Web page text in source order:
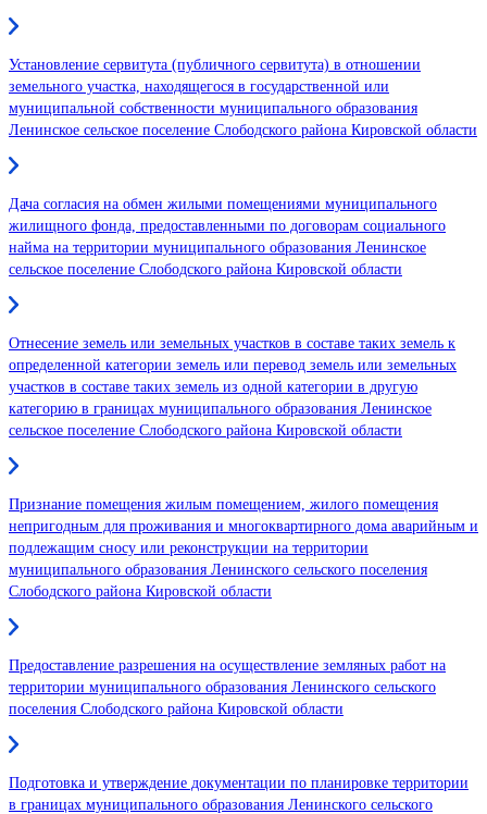
Установление сервитута (публичного сервитута) в отношении
земельного участка, находящегося в государственной или
муниципальной собственности муниципального образования
Ленинское сельское поселение Слободского района Кировской области
Дача согласия на обмен жилыми помещениями муниципального
жилищного фонда, предоставленными по договорам социального
найма на территории муниципального образования Ленинское
сельское поселение Слободского района Кировской области
Отнесение земель или земельных участков в составе таких земель к
определенной категории земель или перевод земель или земельных
участков в составе таких земель из одной категории в другую
категорию в границах муниципального образования Ленинское
сельское поселение Слободского района Кировской области
Признание помещения жилым помещением, жилого помещения
непригодным для проживания и многоквартирного дома аварийным и
подлежащим сносу или реконструкции на территории
муниципального образования Ленинского сельского поселения
Слободского района Кировской области
Предоставление разрешения на осуществление земляных работ на
территории муниципального образования Ленинского сельского
поселения Слободского района Кировской области
Подготовка и утверждение документации по планировке территории
в границах муниципального образования Ленинского сельского